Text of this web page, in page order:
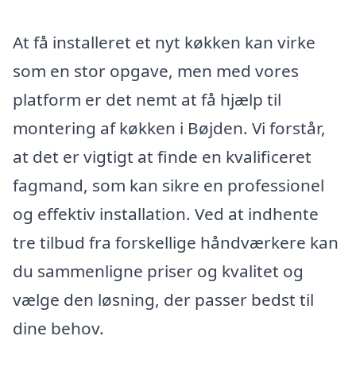
At få installeret et nyt køkken kan virke
som en stor opgave, men med vores
platform er det nemt at få hjælp til
montering af køkken i Bøjden. Vi forstår,
at det er vigtigt at finde en kvalificeret
fagmand, som kan sikre en professionel
og effektiv installation. Ved at indhente
tre tilbud fra forskellige håndværkere kan
du sammenligne priser og kvalitet og
vælge den løsning, der passer bedst til
dine behov.